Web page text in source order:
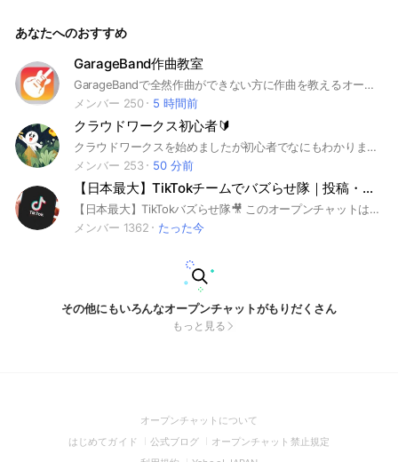
あなたへのおすすめ
GarageBand作曲教室
GarageBandで全然作曲ができない方に作曲を教えるオープンチャットです！ 是非ここでGarageBandの使い方、作曲の仕方を学んでみませんか？ 学生さんも成人さんも年齢も幅広く お待ちしております！ #作曲 #GarageBand #作詞 #音楽 #DTM #ボカロ #初音ミク #鏡音リン・レン #可不 #ボカロP #巡音ルカ#学生 #音楽 #スマホ #コード進行 #GarageBand作曲 #作詞作曲 #作曲教室
メンバー 250
5 時間前
クラウドワークス初心者🔰
クラウドワークスを始めましたが初心者でなにもわかりません。 なにをすればいいのか経験者の方など教えてくださればありがたいです！！ ほんとに初心者なので優しく教えていただける方お願いします。#クラウドワークス#副業#初心者#経験者
メンバー 253
50 分前
【日本最大】TikTokチームでバズらせ隊｜投稿・伸ばし方共有！
【日本最大】TikTokバズらせ隊🎥 このオープンチャットは、TikTokでバズりたい仲間が集まり、動画の拡散・応援を通じて再生数アップを目指すチームです！ 📢《参加ステップ》 ① TikTokに動画投稿 ② このチャットにURLをシェア ③ メンバーが「いいね・シェア・複数回再生」で応援！ 💡まずはギブから。バズりたい仲間を応援する姿勢が、巡って自分に返ってきます！ 📝《自己紹介＆ノート活用》 初参加の方は以下を共有！ ・ニックネーム ・動画ジャンル ・目標フォロワー数／再生数 ・TikTokで叶えたいこと ※アカウントURLはノートに記載すると便利！ 🚫《ルール》 ・誹謗中傷や否定的なコメント禁止 ・勧誘・出会い目的・繰り返し投稿は即BAN対象 ・イイネ依頼時は動画URLを必ず添付 ・敬語＆思いやりある対応を 🟨注意：趣旨と異なる行動は2回で退場対象となります。気持ちよく活動できる環境づくりにご協力ください！ 一人じゃ届かなかったバズの先へ。 仲間と一緒に、夢を掴みに行きましょう🔥
メンバー 1362
たった今
その他にもいろんなオープンチャットがもりだくさん
もっと見る
オープンチャットについて
in
はじめてガイド
(Open
in
公式ブログ
(Open
in
オープンチャット禁止規定(Open